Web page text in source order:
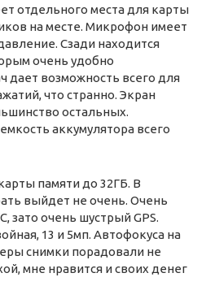
отдельного места для карты
на месте. Микрофон имеет
Сзади находится
очень удобно
дает возможность всего для
что странно. Экран
остальных.
аккумулятора всего
памяти до 32ГБ. В
выйдет не очень. Очень
зато очень шустрый GPS.
13 и 5мп. Автофокуса на
снимки порадовали не
мне нравится и своих денег